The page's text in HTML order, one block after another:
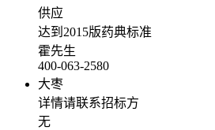
供应
达到2015版药典标准
霍先生
400-063-2580
大枣
详情请联系招标方
无